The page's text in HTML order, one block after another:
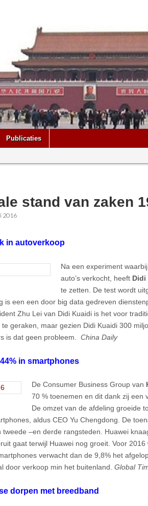
Publicaties
stand van zaken
2016
in autoverkoop
Na een experiment
auto’s verkocht, heeft Didi
te zetten. De test wordt
is een een door big data gedreven
Zhu Lei van Didi Kuaidi is het voor
te geraken, maar gezien Didi Kuaidi 300
is dat geen probleem. China Daily
in smartphones
De Consumer Business Group van
70 % toenemen en dit dank zij een
De omzet van de afdeling groeide
aldus CEO Yu Chengdong. De
tweede –en derde rangsteden. Huawei
gaat terwijl Huawei nog groeit. Voor
verwacht dan de 9,8% het
door verkoop min het buitenland. Global
dorpen met breedband